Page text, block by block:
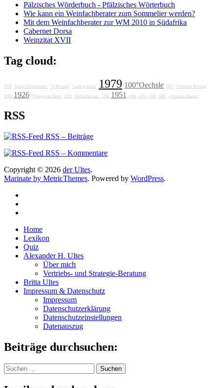
Pälzisches Wörderbuch - Pfälzisches Wörterbuch
Wie kann ein Weinfachberater zum Sommelier werden?
Mit dem Weinfachberater zur WM 2010 in Südafrika
Cabernet Dorsa
Weinzitat XVII
Tag cloud:
1978 "Lunas Delikatessen" "Jo Breunig" "Ludwig Knoll" 1979 100°Oechsle 1972 "Getränke Breunig"
1988 1926 "Weingut am Stein" 1976 "Stefan Sattran" 1788 1951 1606 1974 1989 1986 „grotesker Humor“
RSS
RSS – Beiträge
RSS – Kommentare
Copyright © 2026 der Ultes.
Marinate by MetricThemes. Powered by WordPress.
Home
Lexikon
Quiz
Alexander H. Ultes
Über mich
Vertriebs- und Strategie-Beratung
Britta Ultes
Impressum & Datenschutz
Impressum
Datenschutzerklärung
Datenschutzeinstellungen
Datenauszug
Beiträge durchsuchen:
Suchen
nach: